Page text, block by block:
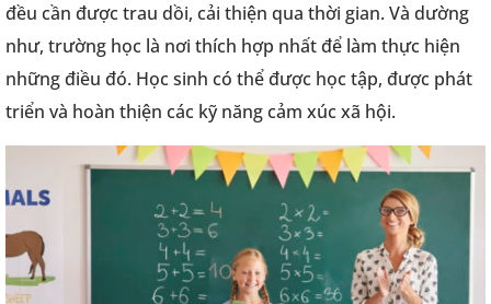
đều cần được trau dồi, cải thiện qua thời gian. Và dường
như, trường học là nơi thích hợp nhất để làm thực hiện
những điều đó. Học sinh có thể được học tập, được phát
triển và hoàn thiện các kỹ năng cảm xúc xã hội.